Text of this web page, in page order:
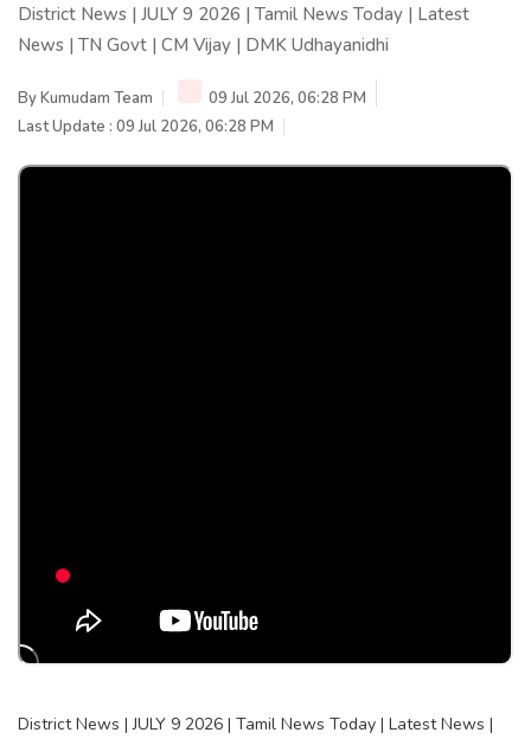
District News | JULY 9 2026 | Tamil News Today | Latest
News | TN Govt | CM Vijay | DMK Udhayanidhi
ByKumudam Team
09 Jul 2026, 06:28 PM
Last Update : 09 Jul 2026, 06:28 PM
District News | JULY 9 2026 | Tamil News Today | Latest News |